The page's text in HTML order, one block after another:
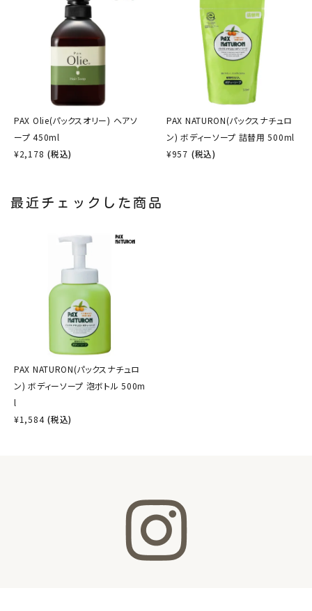
PAX Olie(パックスオリー) ヘアソ
ープ 450ml
¥2,178 (税込)
PAX NATURON(パックスナチュロ
ン) ボディーソープ 詰替用 500ml
¥957 (税込)
最近チェックした商品
PAX NATURON(パックスナチュロ
ン) ボディーソープ 泡ボトル 500m
l
¥1,584 (税込)